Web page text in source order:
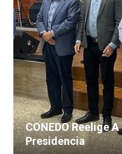
CONEDO Reelige
Presidencia